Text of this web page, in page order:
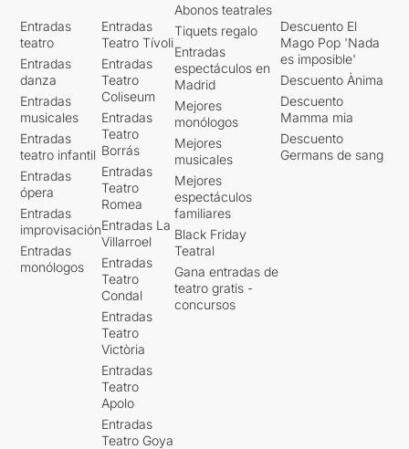
Entradas
teatro
Entradas
danza
Entradas
musicales
Entradas
teatro infantil
Entradas
ópera
Entradas
improvisación
Entradas
monólogos
Entradas
Teatro Tívoli
Entradas
Teatro
Coliseum
Entradas
Teatro
Borrás
Entradas
Teatro
Romea
Entradas La
Villarroel
Entradas
Teatro
Condal
Entradas
Teatro
Victòria
Entradas
Teatro
Apolo
Entradas
Teatro Goya
Abonos teatrales
Tiquets regalo
Entradas
espectáculos en
Madrid
Mejores
monólogos
Mejores
musicales
Mejores
espectáculos
familiares
Black Friday
Teatral
Gana entradas de
teatro gratis -
concursos
Descuento El
Mago Pop 'Nada
es imposible'
Descuento Ànima
Descuento
Mamma mia
Descuento
Germans de sang